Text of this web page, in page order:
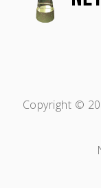
Copyright ©